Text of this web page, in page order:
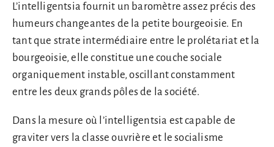
L’intelligentsia fournit un baromètre assez précis des
humeurs changeantes de la petite bourgeoisie. En
tant que strate intermédiaire entre le prolétariat et la
bourgeoisie, elle constitue une couche sociale
organiquement instable, oscillant constamment
entre les deux grands pôles de la société.
Dans la mesure où l’intelligentsia est capable de
graviter vers la classe ouvrière et le socialisme